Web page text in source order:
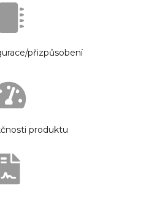
přizpůsobení
produktu